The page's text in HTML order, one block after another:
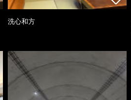
洗心和方